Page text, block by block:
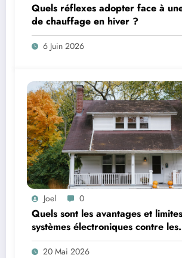
Quels réflexes adopter face à
de chauffage en hiver ?
6 Juin 2026
Joel 0
Quels sont les avantages et
systèmes électroniques contre les
remontées capillaires ?
20 Mai 2026